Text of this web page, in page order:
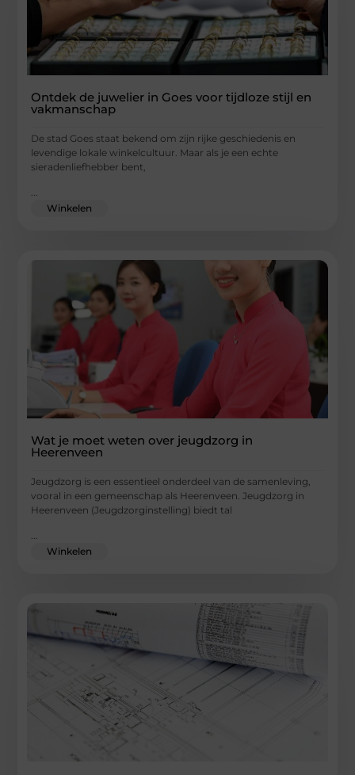
Ontdek de juwelier in Goes voor tijdloze stijl en
vakmanschap
De stad Goes staat bekend om zijn rijke geschiedenis en
levendige lokale winkelcultuur. Maar als je een echte
sieradenliefhebber bent,
...
Winkelen
Wat je moet weten over jeugdzorg in
Heerenveen
Jeugdzorg is een essentieel onderdeel van de samenleving,
vooral in een gemeenschap als Heerenveen. Jeugdzorg in
Heerenveen (Jeugdzorginstelling) biedt tal
...
Winkelen